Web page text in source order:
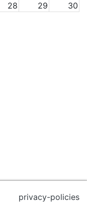
28 29 30
privacy-policies